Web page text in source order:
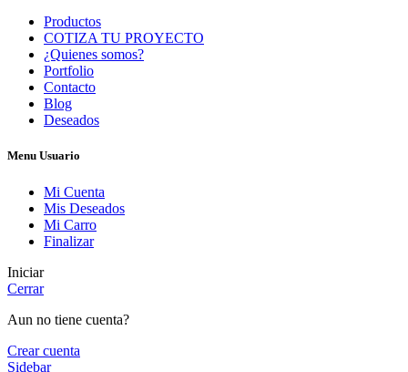
Productos
COTIZA TU PROYECTO
¿Quienes somos?
Portfolio
Contacto
Blog
Deseados
Menu Usuario
Mi Cuenta
Mis Deseados
Mi Carro
Finalizar
Iniciar
Cerrar
Aun no tiene cuenta?
Crear cuenta
Sidebar